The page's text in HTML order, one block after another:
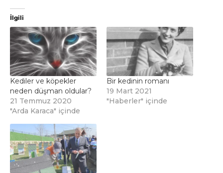
İlgili
Kediler ve köpekler
neden düşman oldular?
21 Temmuz 2020
"Arda Karaca" içinde
Bir kedinin romanı
19 Mart 2021
"Haberler" içinde